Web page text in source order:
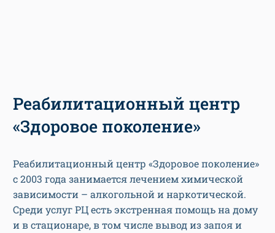
Реабилитационный центр
«Здоровое поколение»
Реабилитационный центр «Здоровое поколение»
с 2003 года занимается лечением химической
зависимости – алкогольной и наркотической.
Среди услуг РЦ есть экстренная помощь на дому
и в стационаре, в том числе вывод из запоя и